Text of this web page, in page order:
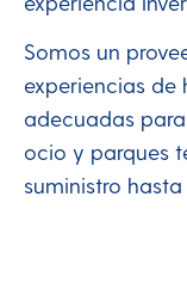
Somos un
experiencias de
adecuadas
ocio y parques
suministro